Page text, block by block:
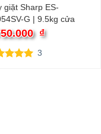
giặt Sharp ES-
G | 9.5kg cửa
inverter₫
3